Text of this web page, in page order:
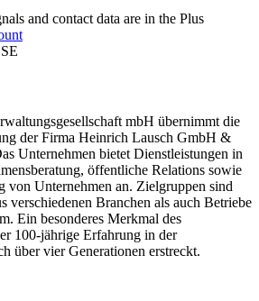
and contact data are in the Plus
mbH übernimmt die
der Firma Heinrich Lausch GmbH &
Unternehmen bietet Dienstleistungen in
öffentliche Relations sowie
von Unternehmen an. Zielgruppen sind
verschiedenen Branchen als auch Betriebe
Ein besonderes Merkmal des
100-jährige Erfahrung in der
über vier Generationen erstreckt.